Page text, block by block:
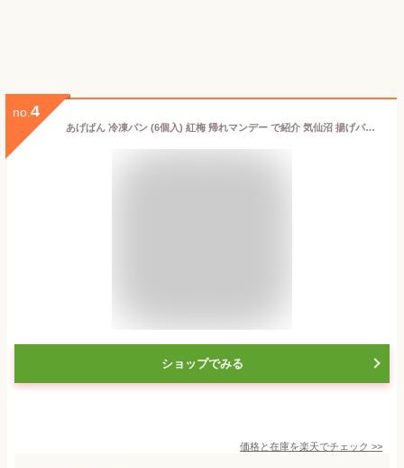
no. 4
あげぱん 冷凍パン (6個入) 紅梅 帰れマンデー で紹介 気仙沼 揚げパン あんぱん こしあん お取り寄せグルメ 冷凍
ショップでみる
価格と在庫を楽天でチェック >>